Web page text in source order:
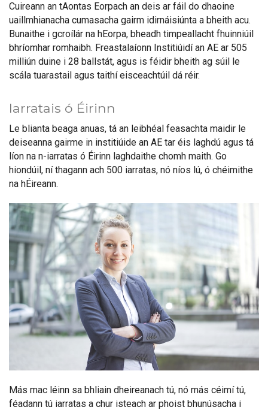
Cuireann an tAontas Eorpach an deis ar fáil do dhaoine
uaillmhianacha cumasacha gairm idirnáisiúnta a bheith acu.
Bunaithe i gcroílár na hEorpa, bheadh timpeallacht fhuinniúil
bhríomhar romhaibh. Freastalaíonn Institiúidí an AE ar 505
milliún duine i 28 ballstát, agus is féidir bheith ag súil le
scála tuarastail agus taithí eisceachtúil dá réir.
Iarratais ó Éirinn
Le blianta beaga anuas, tá an leibhéal feasachta maidir le
deiseanna gairme in institiúide an AE tar éis laghdú agus tá
líon na n-iarratas ó Éirinn laghdaithe chomh maith. Go
hiondúil, ní thagann ach 500 iarratas, nó níos lú, ó chéimithe
na hÉireann.
Más mac léinn sa bhliain dheireanach tú, nó más céimí tú,
féadann tú iarratas a chur isteach ar phoist bhunúsacha i